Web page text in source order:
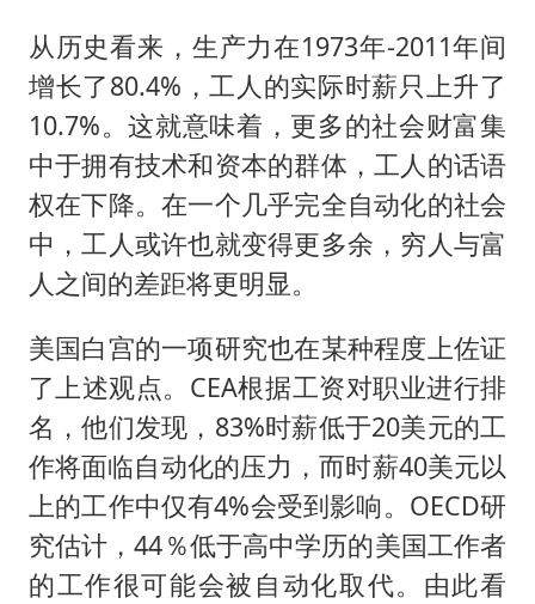
从历史看来，生产力在1973年-2011年间
增长了80.4%，工人的实际时薪只上升了
10.7%。这就意味着，更多的社会财富集
中于拥有技术和资本的群体，工人的话语
权在下降。在一个几乎完全自动化的社会
中，工人或许也就变得更多余，穷人与富
人之间的差距将更明显。
美国白宫的一项研究也在某种程度上佐证
了上述观点。CEA根据工资对职业进行排
名，他们发现，83%时薪低于20美元的工
作将面临自动化的压力，而时薪40美元以
上的工作中仅有4%会受到影响。OECD研
究估计，44％低于高中学历的美国工作者
的工作很可能会被自动化取代。由此看